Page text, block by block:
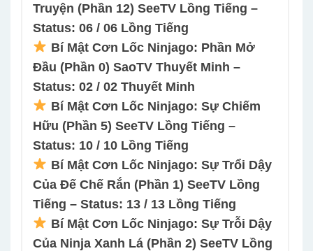
Truyện (Phần 12) SeeTV Lồng Tiếng –
Status: 06 / 06 Lồng Tiếng
Bí Mật Cơn Lốc Ninjago: Phần Mở
Đầu (Phần 0) SaoTV Thuyết Minh –
Status: 02 / 02 Thuyết Minh
Bí Mật Cơn Lốc Ninjago: Sự Chiếm
Hữu (Phần 5) SeeTV Lồng Tiếng –
Status: 10 / 10 Lồng Tiếng
Bí Mật Cơn Lốc Ninjago: Sự Trổi Dậy
Của Đế Chế Rắn (Phần 1) SeeTV Lồng
Tiếng – Status: 13 / 13 Lồng Tiếng
Bí Mật Cơn Lốc Ninjago: Sự Trỗi Dậy
Của Ninja Xanh Lá (Phần 2) SeeTV Lồng